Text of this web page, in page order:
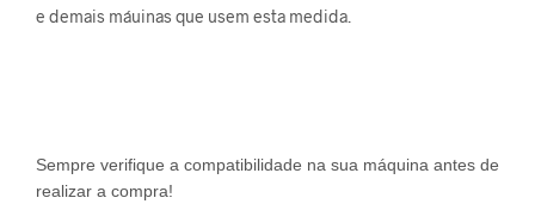
e demais máuinas que usem esta medida.
Sempre verifique a compatibilidade na sua máquina antes de
realizar a compra!